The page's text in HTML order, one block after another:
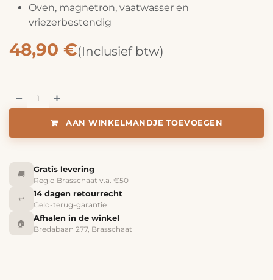
Oven, magnetron, vaatwasser en
vriezerbestendig
48,90 €(Inclusief btw)
AAN WINKELMANDJE TOEVOEGEN
🚚
Gratis levering
Regio Brasschaat v.a. €50
↩️
14 dagen retourrecht
Geld-terug-garantie
🏠
Afhalen in de winkel
Bredabaan 277, Brasschaat